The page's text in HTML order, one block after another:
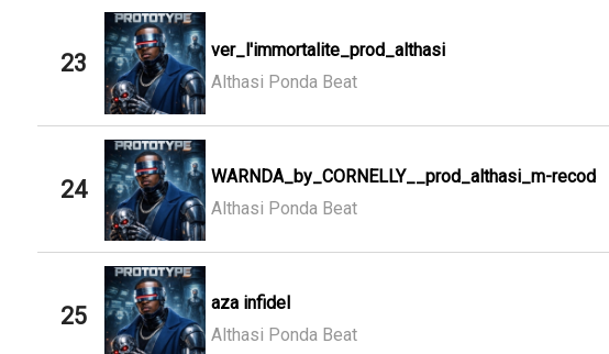
23
ver_l'immortalite_prod_althasi
Althasi Ponda Beat
24
WARNDA_by_CORNELLY__prod_althasi_m-recod
Althasi Ponda Beat
25
aza infidel
Althasi Ponda Beat